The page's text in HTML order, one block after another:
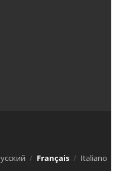
Français Italiano